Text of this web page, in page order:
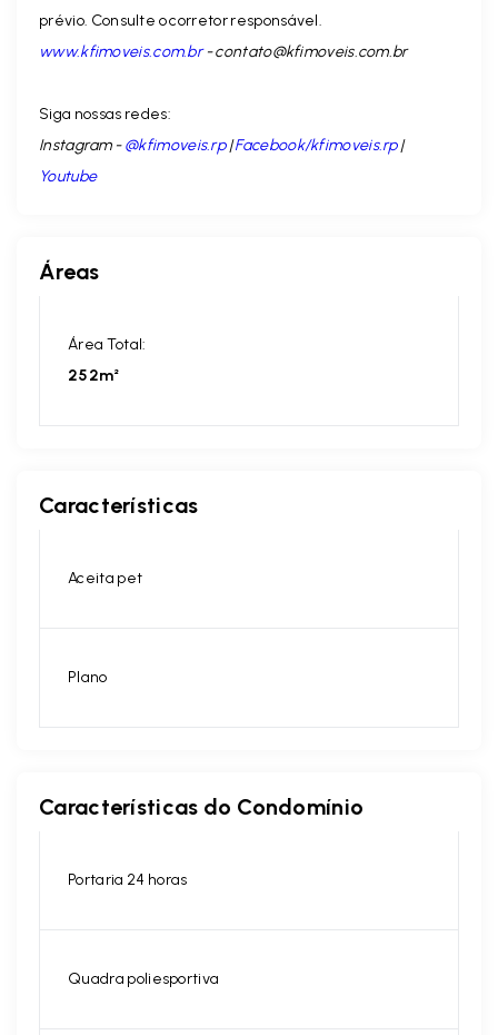
prévio. Consulte o corretor responsável.
www.kfimoveis.com.br-contato@kfimoveis.com.br
Siga nossas redes:
Instagram -@kfimoveis.rp|Facebook/kfimoveis.rp|
Youtube
Áreas
Área Total:
252m²
Características
Aceita pet
Plano
Características do Condomínio
Portaria 24 horas
Quadra poliesportiva